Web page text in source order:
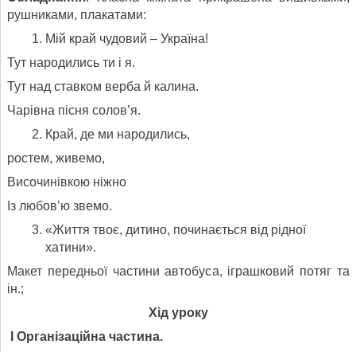
рушниками, плакатами:
Мій край чудовий – Україна!
Тут народились ти і я.
Тут над ставком верба й калина.
Чарівна пісня солов’я.
Край, де ми народились,
ростем, живемо,
Височинівкою ніжно
Із любов’ю звемо.
«Життя твоє, дитино, починається від рідної
хатини».
Макет передньої частини автобуса, іграшковий потяг та
ін.;
Хід уроку
І Організаційна частина.